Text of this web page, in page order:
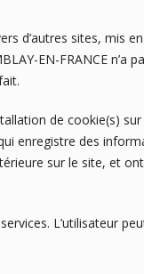
d’autres sites, mis
EN-FRANCE
de cookie(s) sur
enregistre des
sur le site, et
L’utilisateur